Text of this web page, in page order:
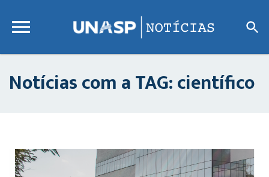
Notícias com a TAG: científico